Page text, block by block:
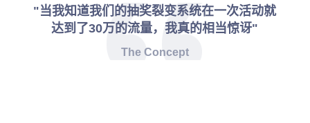
"当我知道我们的抽奖裂变系统在一次活动就
达到了30万的流量，我真的相当惊讶"
The Concept